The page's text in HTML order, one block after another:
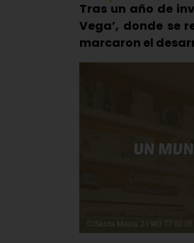
Tras un año de
Vega’, donde se
marcaron el